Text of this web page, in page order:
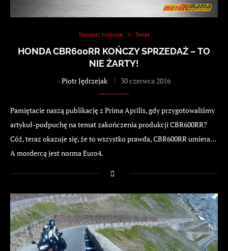
Nowości rynkowe Świat
HONDA CBR600RR KOŃCZY SPRZEDAŻ – TO
NIE ŻARTY!
-Piotr Jędrzejak 30 czerwca 2016
Pamiętacie naszą publikację z Prima Aprilis, gdy przygotowaliśmy
artykuł-podpuchę na temat zakończenia produkcji CBR600RR?
Cóż, teraz okazuje się, że to wszystko prawda, CBR600RR umiera…
A mordercą jest norma Euro4.